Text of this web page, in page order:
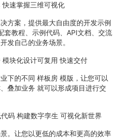
速掌握三维可视化
方案，提供最大自由度的开发示例
套教程、示例代码、API文档、交流
发自己的业务场景。
块化设计可复用 快速交付
下的不同 样板房 模版，让您可以
叠加业务 就可以形成项目进行交
码 构建数字孪生 可视化新世界
。让您以更低的成本和更高的效率